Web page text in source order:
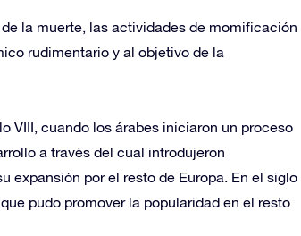
la muerte, las actividades de momificación
rudimentario y al objetivo de la
VIII, cuando los árabes iniciaron un proceso
a través del cual introdujeron
expansión por el resto de Europa. En el siglo
pudo promover la popularidad en el resto